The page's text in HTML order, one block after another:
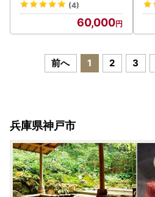
(4)
60,000
前へ 1 2 3
兵庫県神戸市